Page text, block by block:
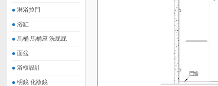
淋浴拉門
浴缸
馬桶 馬桶座 洗屁屁
面盆
浴櫃設計
明鏡 化妝鏡